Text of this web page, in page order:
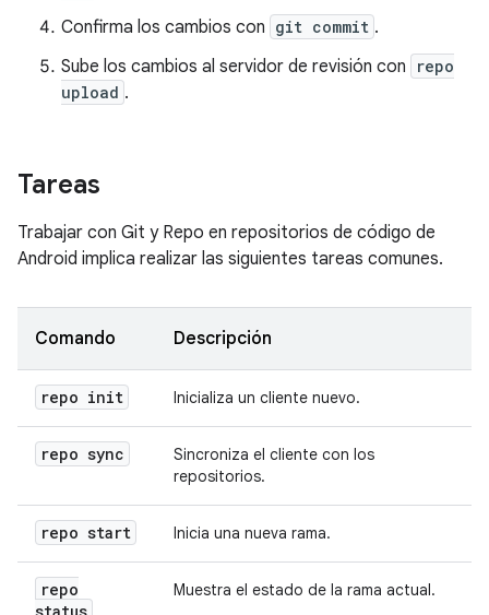
Confirma los cambios con git commit .
Sube los cambios al servidor de revisión con
repo
upload .
Tareas
Trabajar con Git y Repo en repositorios de código de
Android implica realizar las siguientes tareas comunes.
Comando Descripción
repo init Inicializa un cliente nuevo.
repo sync
Sincroniza el cliente con los
repositorios.
repo start Inicia una nueva rama.
repo
Muestra el estado de la rama actual.